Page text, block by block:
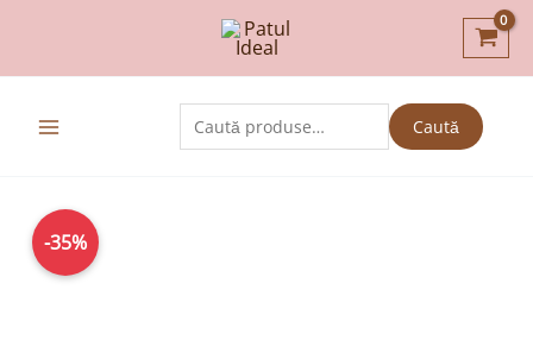
content
Caută
după:
Caută
-35%